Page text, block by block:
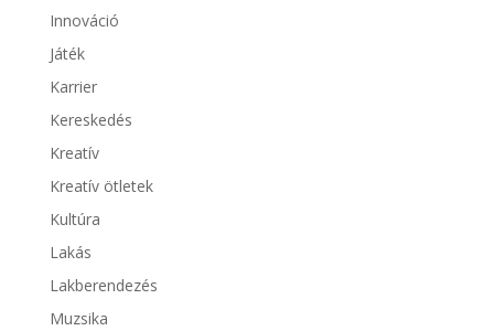
Innováció
Játék
Karrier
Kereskedés
Kreatív
Kreatív ötletek
Kultúra
Lakás
Lakberendezés
Muzsika